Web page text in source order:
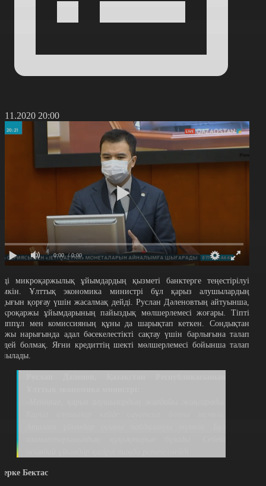
20:00
0:00 / 0:00
микроқаржылық ұйымдардың қызметі банктерге теңестірілуі
Ұлттық экономика министрі бұл қарыз алушылардың
қорғау үшін жасалмақ дейді. Руслан Дәленовтың айтуынша,
ұйымдарының пайыздық мөлшерлемесі жоғары. Тіпті
мен комиссияның құны да шарықтап кеткен. Сондықтан
нарығында адал бәсекелестікті сақтау үшін барлығына талап
болмақ. Яғни кредиттің шекті мөлшерлемесі бойынша талап
Бектас